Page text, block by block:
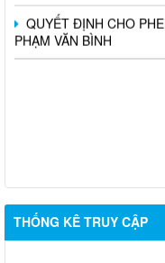
QUYẾT ĐỊNH CHO
PHẠM VĂN BÌNH
THỐNG KÊ TRUY CẬP